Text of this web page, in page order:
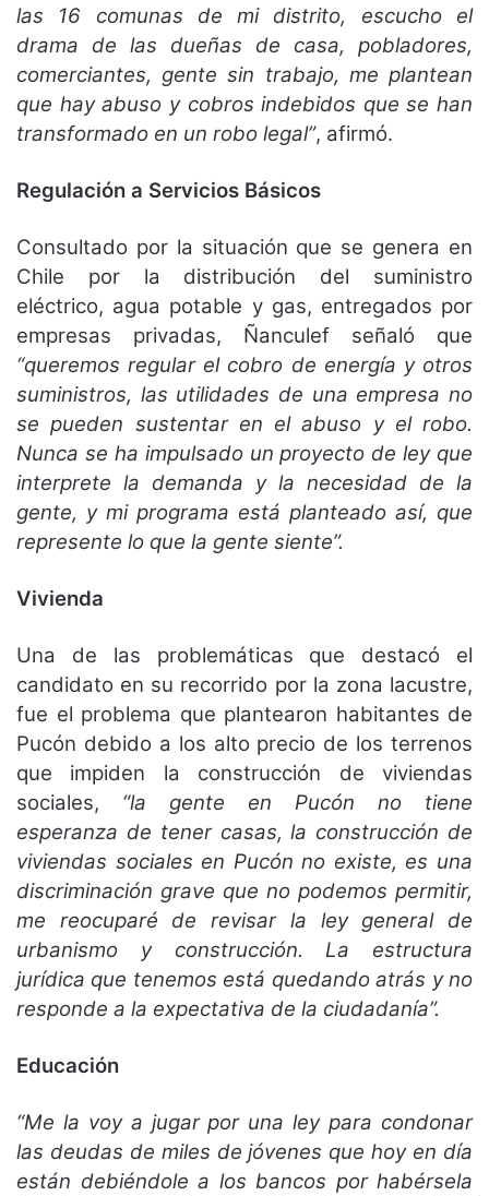
las 16 comunas de mi distrito, escucho el
drama de las dueñas de casa, pobladores,
comerciantes, gente sin trabajo, me plantean
que hay abuso y cobros indebidos que se han
transformado en un robo legal”, afirmó.
Regulación a Servicios Básicos
Consultado por la situación que se genera en
Chile por la distribución del suministro
eléctrico, agua potable y gas, entregados por
empresas privadas, Ñanculef señaló que
“queremos regular el cobro de energía y otros
suministros, las utilidades de una empresa no
se pueden sustentar en el abuso y el robo.
Nunca se ha impulsado un proyecto de ley que
interprete la demanda y la necesidad de la
gente, y mi programa está planteado así, que
represente lo que la gente siente”.
Vivienda
Una de las problemáticas que destacó el
candidato en su recorrido por la zona lacustre,
fue el problema que plantearon habitantes de
Pucón debido a los alto precio de los terrenos
que impiden la construcción de viviendas
sociales, “la gente en Pucón no tiene
esperanza de tener casas, la construcción de
viviendas sociales en Pucón no existe, es una
discriminación grave que no podemos permitir,
me reocuparé de revisar la ley general de
urbanismo y construcción. La estructura
jurídica que tenemos está quedando atrás y no
responde a la expectativa de la ciudadanía”.
Educación
“Me la voy a jugar por una ley para condonar
las deudas de miles de jóvenes que hoy en día
están debiéndole a los bancos por habérsela